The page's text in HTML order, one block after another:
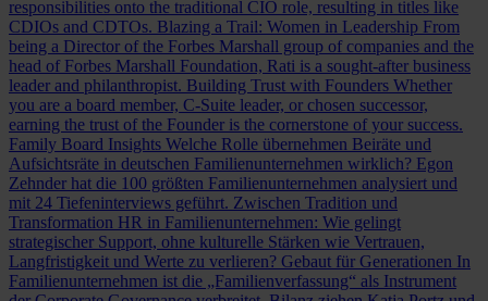
responsibilities onto the traditional CIO role, resulting in titles like
CDIOs and CDTOs. Blazing a Trail: Women in Leadership From
being a Director of the Forbes Marshall group of companies and the
head of Forbes Marshall Foundation, Rati is a sought-after business
leader and philanthropist. Building Trust with Founders Whether
you are a board member, C-Suite leader, or chosen successor,
earning the trust of the Founder is the cornerstone of your success.
Family Board Insights Welche Rolle übernehmen Beiräte und
Aufsichtsräte in deutschen Familienunternehmen wirklich? Egon
Zehnder hat die 100 größten Familienunternehmen analysiert und
mit 24 Tiefeninterviews geführt. Zwischen Tradition und
Transformation HR in Familienunternehmen: Wie gelingt
strategischer Support, ohne kulturelle Stärken wie Vertrauen,
Langfristigkeit und Werte zu verlieren? Gebaut für Generationen In
Familienunternehmen ist die „Familienverfassung“ als Instrument